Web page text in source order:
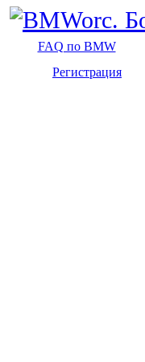
FAQ по BMW
Регистрация